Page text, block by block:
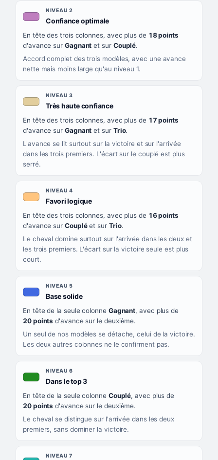
NIVEAU 2
Confiance optimale, couleur mauve
En tête des trois colonnes, avec plus de 18 points
d'avance sur Gagnant et sur Couplé.
Accord complet des trois modèles, avec une avance
nette mais moins large qu'au niveau 1.
NIVEAU 3
Très haute confiance, couleur beige
En tête des trois colonnes, avec plus de 17 points
d'avance sur Gagnant et sur Trio.
L'avance se lit surtout sur la victoire et sur l'arrivée
dans les trois premiers. L'écart sur le couplé est plus
serré.
NIVEAU 4
Favori logique, couleur orange clair
En tête des trois colonnes, avec plus de 16 points
d'avance sur Coupléet sur Trio.
Le cheval domine surtout sur l'arrivée dans les deux et
les trois premiers. L'écart sur la victoire seule est plus
court.
NIVEAU 5
Base solide, couleur bleu roi
En tête de la seule colonne Gagnant, avec plus de
20 points d'avance sur le deuxième.
Un seul de nos modèles se détache, celui de la victoire.
Les deux autres colonnes ne le confirment pas.
NIVEAU 6
Dans le top 3, couleur verte
En tête de la seule colonne Couplé, avec plus de
20 points d'avance sur le deuxième.
Le cheval se distingue sur l'arrivée dans les deux
premiers, sans dominer la victoire.
NIVEAU 7